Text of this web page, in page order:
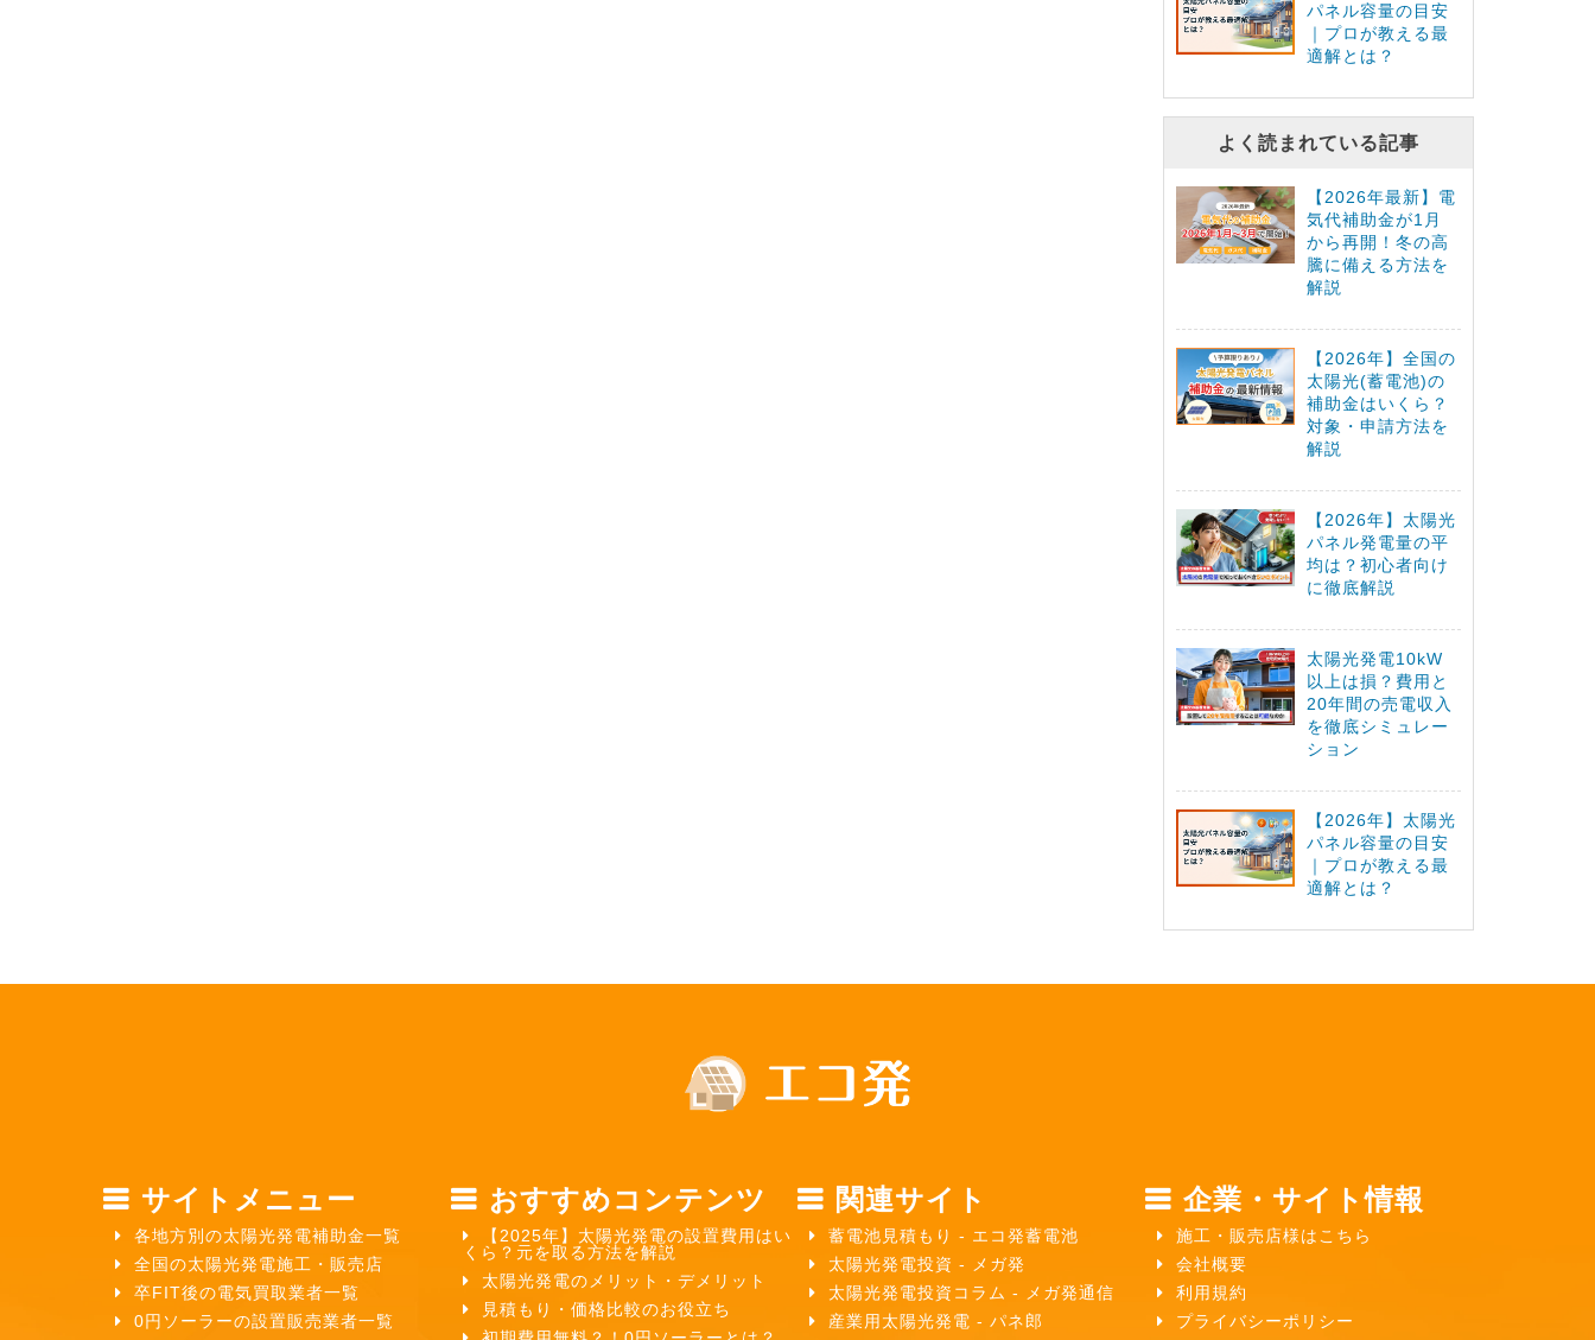
パネル容量の目安
｜プロが教える最
適解とは？
よく読まれている記事
【2026年最新】電
気代補助金が1月
から再開！冬の高
騰に備える方法を
解説
【2026年】全国の
太陽光(蓄電池)の
補助金はいくら？
対象・申請方法を
解説
【2026年】太陽光
パネル発電量の平
均は？初心者向け
に徹底解説
太陽光発電10kW
以上は損？費用と
20年間の売電収入
を徹底シミュレー
ション
【2026年】太陽光
パネル容量の目安
｜プロが教える最
適解とは？
サイトメニュー
各地方別の太陽光発電補助金一覧
全国の太陽光発電施工・販売店
卒FIT後の電気買取業者一覧
0円ソーラーの設置販売業者一覧
おすすめコンテンツ
【2025年】太陽光発電の設置費用はい
くら？元を取る方法を解説
太陽光発電のメリット・デメリット
見積もり・価格比較のお役立ち
関連サイト
蓄電池見積もり - エコ発蓄電池
太陽光発電投資 - メガ発
太陽光発電投資コラム - メガ発通信
産業用太陽光発電 - パネ郎
企業・サイト情報
施工・販売店様はこちら
会社概要
利用規約
プライバシーポリシー